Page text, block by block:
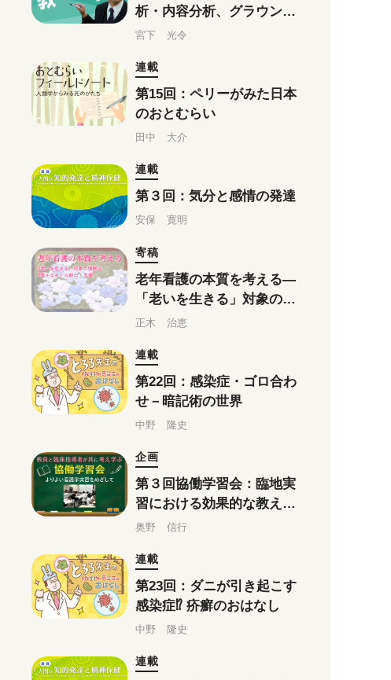
析・内容分析、グラウンデ
ッドセオリーアプローチは
宮下 光令
連載
第15回：ペリーがみた日本
のおとむらい
田中 大介
連載
第３回：気分と感情の発達
安保 寛明
寄稿
老年看護の本質を考える―
「老いを生きる」対象の理
解と「豊かな生」の創出・
正木 治恵
連載
第22回：感染症・ゴロ合わ
せ－暗記術の世界
中野 隆史
企画
第３回協働学習会：臨地実
習における効果的な教え方
とかかわり方
奥野 信行
連載
第23回：ダニが引き起こす
感染症⁉ 疥癬のおはなし
中野 隆史
連載